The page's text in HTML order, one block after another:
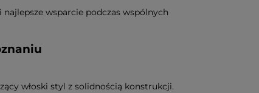
wsparcie podczas wspólnych
włoski styl z solidnością konstrukcji.